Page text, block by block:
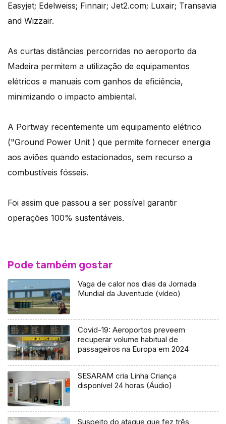
Easyjet; Edelweiss; Finnair; Jet2.com; Luxair; Transavia
and Wizzair.
As curtas distâncias percorridas no aeroporto da
Madeira permitem a utilização de equipamentos
elétricos e manuais com ganhos de eficiência,
minimizando o impacto ambiental.
A Portway recentemente um equipamento elétrico
("Ground Power Unit ) que permite fornecer energia
aos aviões quando estacionados, sem recurso a
combustíveis fósseis.
Foi assim que passou a ser possível garantir
operações 100% sustentáveis.
Pode também gostar
Vaga de calor nos dias da Jornada
Mundial da Juventude (vídeo)
Covid-19: Aeroportos preveem
recuperar volume habitual de
passageiros na Europa em 2024
SESARAM cria Linha Criança
disponível 24 horas (Áudio)
Suspeito do ataque que fez três